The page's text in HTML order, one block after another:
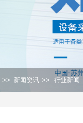
>> 新闻资讯 >> 行业新闻